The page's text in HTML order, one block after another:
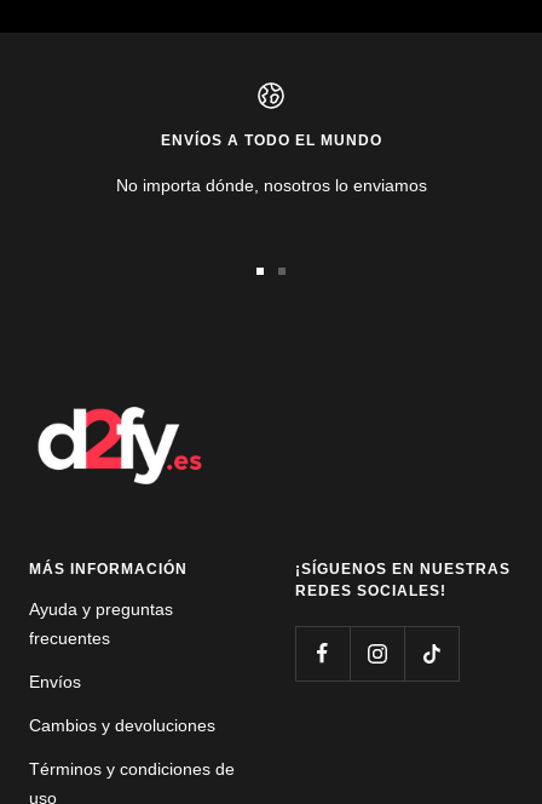
ENVÍOS A TODO EL MUNDO
No importa dónde, nosotros lo enviamos
MÁS INFORMACIÓN
Ayuda y preguntas
frecuentes
Envíos
Cambios y devoluciones
Términos y condiciones de
uso
¡SÍGUENOS EN NUESTRAS
REDES SOCIALES!